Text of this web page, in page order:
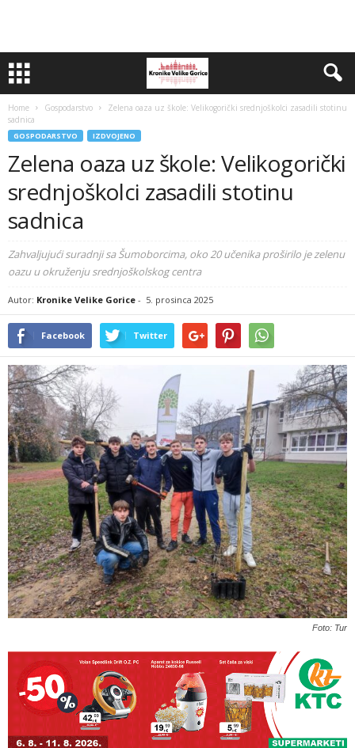
Home Gospodarstvo
Zelena oaza uz škole: Velikogorički srednjoškolci zasadili stotinu
sadnica
GOSPODARSTVO IZDVOJENO
Zelena oaza uz škole: Velikogorički
srednjoškolci zasadili stotinu
sadnica
Zahvaljujući suradnji sa Šumoborcima, oko 20 učenika proširilo je zelenu
oazu u okruženju srednjoškolskog centra
Autor: Kronike Velike Gorice - 5. prosinca 2025
Facebook Twitter
Foto: Tur